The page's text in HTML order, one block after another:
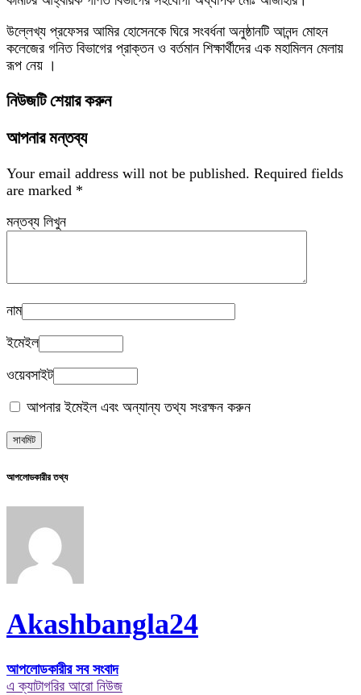
উল্লেখ্য প্রফেসর আমির হোসেনকে ঘিরে সংবর্ধনা অনুষ্ঠানটি আনন্দ মোহন
কলেজের গনিত বিভাগের প্রাক্তন ও বর্তমান শিক্ষার্থীদের এক মহামিলন মেলায়
রূপ নেয় ।
নিউজটি শেয়ার করুন
আপনার মন্তব্য
Your email address will not be published. Required fields
are marked *
মন্তব্য লিখুন
নাম
ইমেইল
ওয়েবসাইট
আপনার ইমেইল এবং অন্যান্য তথ্য সংরক্ষন করুন
আপলোডকারীর তথ্য
Akashbangla24
আপলোডকারীর সব সংবাদ
এ ক্যাটাগরির আরো নিউজ